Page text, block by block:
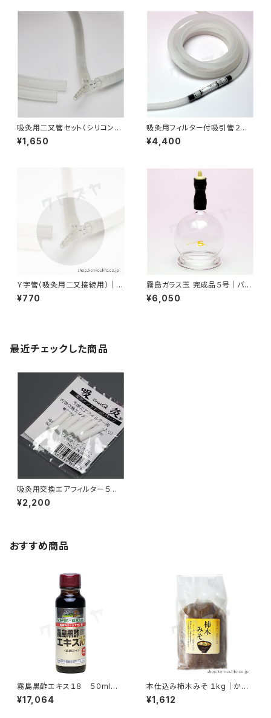
吸灸用二又管セット（シリコン）
５０cm｜バンキーにも使用可能
｜吸灸
¥1,650
吸灸用フィルター付吸引管２ｍ
｜バンキーにも使用可能｜吸灸
¥4,400
Ｙ字管（吸灸用二又接続用）｜バ
ンキーにも使用可能｜吸灸
¥770
霧島ガラス玉 完成品５号｜バン
キーにも使用可能｜吸灸
¥6,050
最近チェックした商品
吸灸用交換エアフィルター５個
｜吸灸
¥2,200
おすすめ商品
霧島黒酢エキス１８ ５０ml｜
発酵玄米濃縮アミノ酸｜霧島黒
酢
¥17,064
本仕込み柿木みそ １kg｜かき
のき村の味噌｜柿木村有機農法
研究会
¥1,612